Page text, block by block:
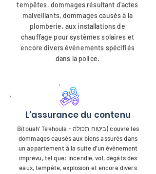
tempêtes, dommages résultant d'actes
malveillants, dommages causés à la
plomberie, aux installations de
chauffage pour systèmes solaires et
encore divers événements spécifiés
dans la police.
L'assurance du contenu
Bitouah' Tekhoula - ביטוח תכולה) couvre les
dommages causés aux biens assurés dans
un appartement à la suite d'un événement
imprévu, tel que: incendie, vol, dégâts des
eaux, tempête, explosion et encore divers